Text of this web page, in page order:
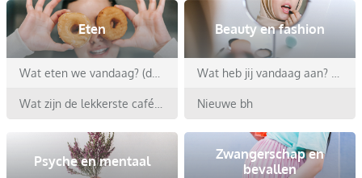
Eten Beauty en fashion
Nieuwe bh
Psyche en mentaal
Zwangerschap en
bevallen